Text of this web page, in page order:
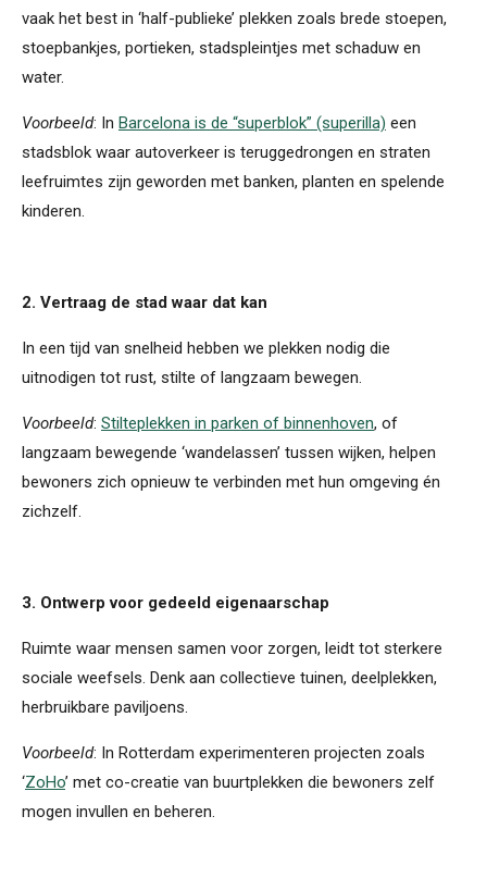
vaak het best in ‘half-publieke’ plekken zoals brede stoepen,
stoepbankjes, portieken, stadspleintjes met schaduw en
water.
Voorbeeld: In Barcelona is de “superblok” (superilla) een
stadsblok waar autoverkeer is teruggedrongen en straten
leefruimtes zijn geworden met banken, planten en spelende
kinderen.
2. Vertraag de stad waar dat kan
In een tijd van snelheid hebben we plekken nodig die
uitnodigen tot rust, stilte of langzaam bewegen.
Voorbeeld: Stilteplekken in parken of binnenhoven, of
langzaam bewegende ‘wandelassen’ tussen wijken, helpen
bewoners zich opnieuw te verbinden met hun omgeving én
zichzelf.
3. Ontwerp voor gedeeld eigenaarschap
Ruimte waar mensen samen voor zorgen, leidt tot sterkere
sociale weefsels. Denk aan collectieve tuinen, deelplekken,
herbruikbare paviljoens.
Voorbeeld: In Rotterdam experimenteren projecten zoals
‘ZoHo’ met co-creatie van buurtplekken die bewoners zelf
mogen invullen en beheren.